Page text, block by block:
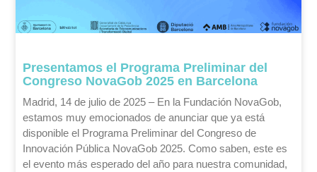
Presentamos el Programa Preliminar del
Congreso NovaGob 2025 en Barcelona
Madrid, 14 de julio de 2025 – En la Fundación NovaGob,
estamos muy emocionados de anunciar que ya está
disponible el Programa Preliminar del Congreso de
Innovación Pública NovaGob 2025. Como saben, este es
el evento más esperado del año para nuestra comunidad,